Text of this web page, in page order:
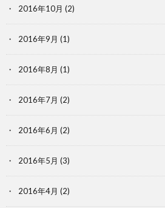
2016年10月 (2)
2016年9月 (1)
2016年8月 (1)
2016年7月 (2)
2016年6月 (2)
2016年5月 (3)
2016年4月 (2)